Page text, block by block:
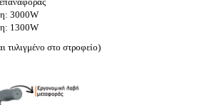
Μπαταρίες
Λιθίου
Μολύβδου
Επίγεια – Δορυφορική Λήψη
3000W
1300W
τυλιγμένο στο στροφείο)